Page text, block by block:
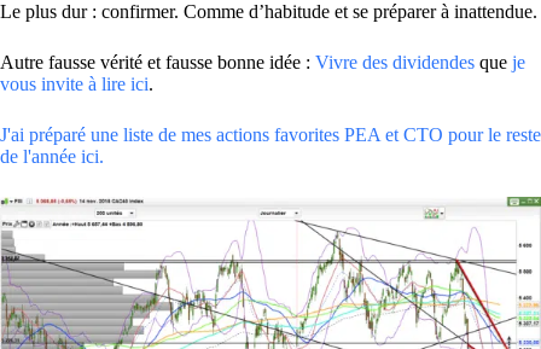
Le plus dur : confirmer. Comme d’habitude et se préparer à inattendue.
Autre fausse vérité et fausse bonne idée : Vivre des dividendes que je
vous invite à lire ici.
J'ai préparé une liste de mes actions favorites PEA et CTO pour le reste
de l'année ici.